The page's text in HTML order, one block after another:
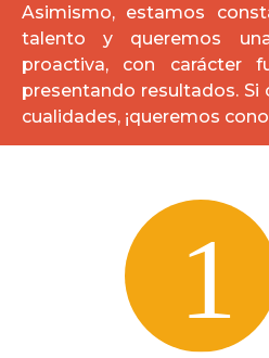
Asimismo, estamos
talento y queremos
proactiva, con carácter
presentando resultados. Si
cualidades, ¡queremos